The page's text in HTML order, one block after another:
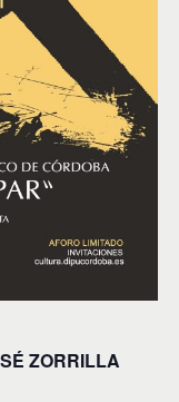
ZORRILLA